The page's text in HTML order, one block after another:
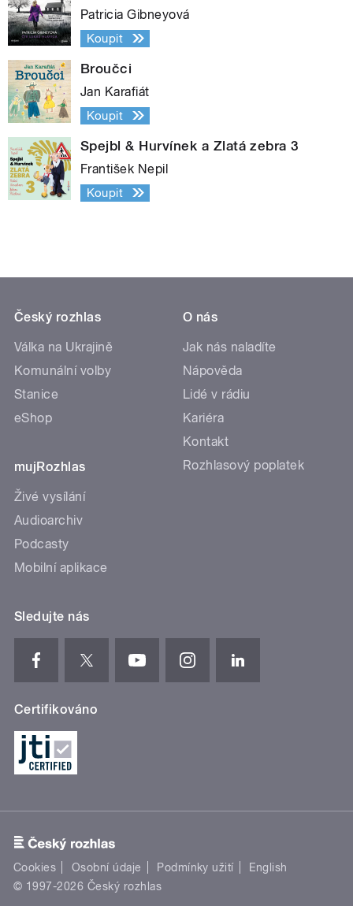
Patricia Gibneyová
Koupit
Broučci
Jan Karafiát
Koupit
Spejbl & Hurvínek a Zlatá zebra 3
František Nepil
Koupit
Český rozhlas
Válka na Ukrajině
Komunální volby
Stanice
eShop
mujRozhlas
Živé vysílání
Audioarchiv
Podcasty
Mobilní aplikace
O nás
Jak nás naladíte
Nápověda
Lidé v rádiu
Kariéra
Kontakt
Rozhlasový poplatek
Sledujte nás
Certifikováno
Cookies Osobní údaje Podmínky užití
English
© 1997-2026 Český rozhlas